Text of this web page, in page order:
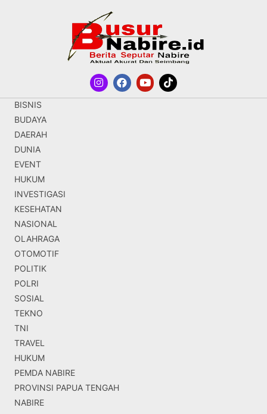
BISNIS
BUDAYA
DAERAH
DUNIA
EVENT
HUKUM
INVESTIGASI
KESEHATAN
NASIONAL
OLAHRAGA
OTOMOTIF
POLITIK
POLRI
SOSIAL
TEKNO
TNI
TRAVEL
HUKUM
PEMDA NABIRE
PROVINSI PAPUA TENGAH
NABIRE